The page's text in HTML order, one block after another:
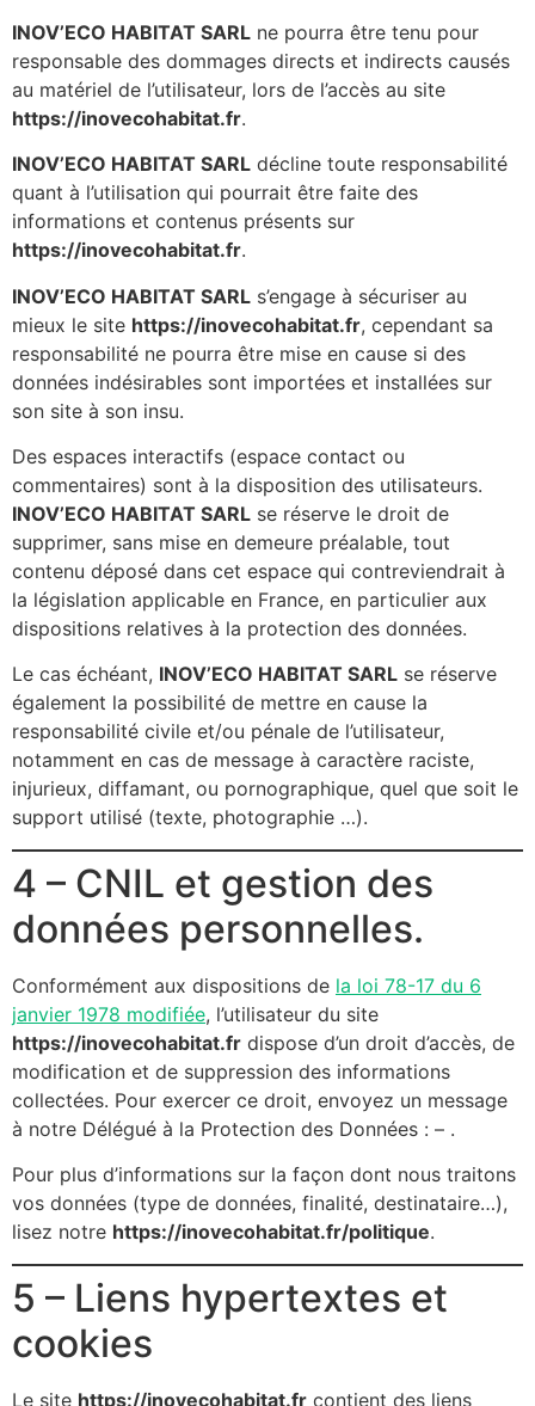
INOV’ECO HABITAT SARL ne pourra être tenu pour
responsable des dommages directs et indirects causés
au matériel de l’utilisateur, lors de l’accès au site
https://inovecohabitat.fr.
INOV’ECO HABITAT SARL décline toute responsabilité
quant à l’utilisation qui pourrait être faite des
informations et contenus présents sur
https://inovecohabitat.fr.
INOV’ECO HABITAT SARL s’engage à sécuriser au
mieux le site https://inovecohabitat.fr, cependant sa
responsabilité ne pourra être mise en cause si des
données indésirables sont importées et installées sur
son site à son insu.
Des espaces interactifs (espace contact ou
commentaires) sont à la disposition des utilisateurs.
INOV’ECO HABITAT SARL se réserve le droit de
supprimer, sans mise en demeure préalable, tout
contenu déposé dans cet espace qui contreviendrait à
la législation applicable en France, en particulier aux
dispositions relatives à la protection des données.
Le cas échéant, INOV’ECO HABITAT SARL se réserve
également la possibilité de mettre en cause la
responsabilité civile et/ou pénale de l’utilisateur,
notamment en cas de message à caractère raciste,
injurieux, diffamant, ou pornographique, quel que soit le
support utilisé (texte, photographie …).
4 – CNIL et gestion des
données personnelles.
Conformément aux dispositions de la loi 78-17 du 6
janvier 1978 modifiée, l’utilisateur du site
https://inovecohabitat.fr dispose d’un droit d’accès, de
modification et de suppression des informations
collectées. Pour exercer ce droit, envoyez un message
à notre Délégué à la Protection des Données : – .
Pour plus d’informations sur la façon dont nous traitons
vos données (type de données, finalité, destinataire…),
lisez notre https://inovecohabitat.fr/politique.
5 – Liens hypertextes et
cookies
Le site https://inovecohabitat.fr contient des liens